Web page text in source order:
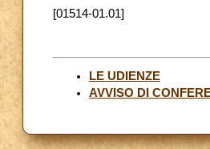
[01514-01.01]
LE UDIENZE
AVVISO DI